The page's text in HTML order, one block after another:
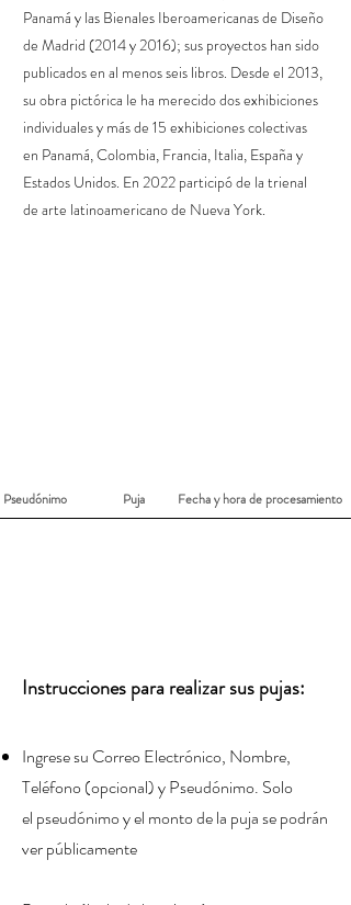
Panamá y las Bienales Iberoamericanas de Diseño
de Madrid (2014 y 2016); sus proyectos han sido
publicados en al menos seis libros. Desde el 2013,
su obra pictórica le ha merecido dos exhibiciones
individuales y más de 15 exhibiciones colectivas
en Panamá, Colombia, Francia, Italia, España y
Estados Unidos. En 2022 participó de la trienal
de arte latinoamericano de Nueva York.
Pseudónimo Puja Fecha y hora de procesamiento
Instrucciones para realizar sus pujas:
Ingrese su Correo Electrónico, Nombre,
Teléfono (opcional) y Pseudónimo. Solo
el pseudónimoy el monto de la puja se podrán
ver públicamente